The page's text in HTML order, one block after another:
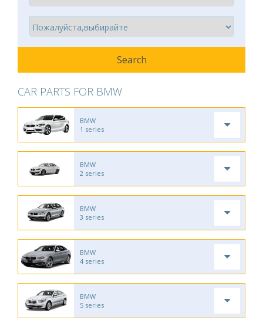
CAR PARTS FOR BMW
BMW
1 series
BMW
2 series
BMW
3 series
BMW
4 series
BMW
5 series